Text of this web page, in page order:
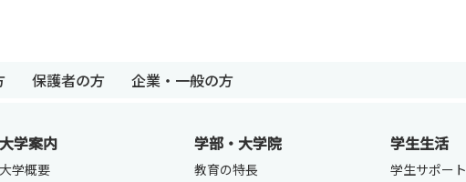
保護者の方 企業・一般の方
大学案内
大学概要
学部・大学院
教育の特長
学生生活
学生サポート